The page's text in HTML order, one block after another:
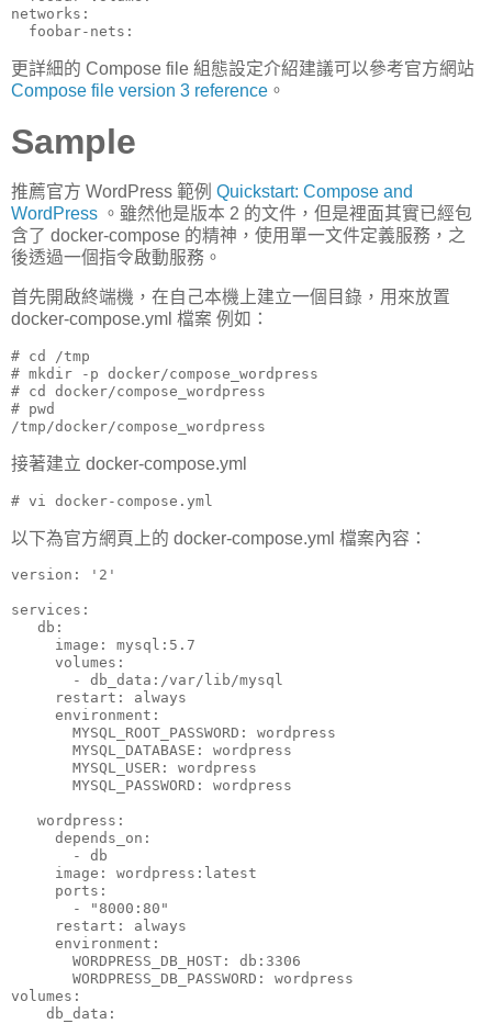
networks:
  foobar-nets:
更詳細的 Compose file 組態設定介紹建議可以參考官方網站
Compose file version 3 reference 。
Sample
推薦官方 WordPress 範例 Quickstart: Compose and
WordPress 。雖然他是版本 2 的文件，但是裡面其實已經包
含了 docker-compose 的精神，使用單一文件定義服務，之
後透過一個指令啟動服務。
首先開啟終端機，在自己本機上建立一個目錄，用來放置
docker-compose.yml 檔案 例如：
# cd /tmp
# mkdir -p docker/compose_wordpress
# cd docker/compose_wordpress
# pwd
/tmp/docker/compose_wordpress
接著建立 docker-compose.yml
# vi docker-compose.yml
以下為官方網頁上的 docker-compose.yml 檔案內容：
version: '2'
services:
   db:
     image: mysql:5.7
     volumes:
       - db_data:/var/lib/mysql
     restart: always
     environment:
       MYSQL_ROOT_PASSWORD: wordpress
       MYSQL_DATABASE: wordpress
       MYSQL_USER: wordpress
       MYSQL_PASSWORD: wordpress
   wordpress:
     depends_on:
       - db
     image: wordpress:latest
     ports:
       - "8000:80"
     restart: always
     environment:
       WORDPRESS_DB_HOST: db:3306
       WORDPRESS_DB_PASSWORD: wordpress
volumes:
    db_data: